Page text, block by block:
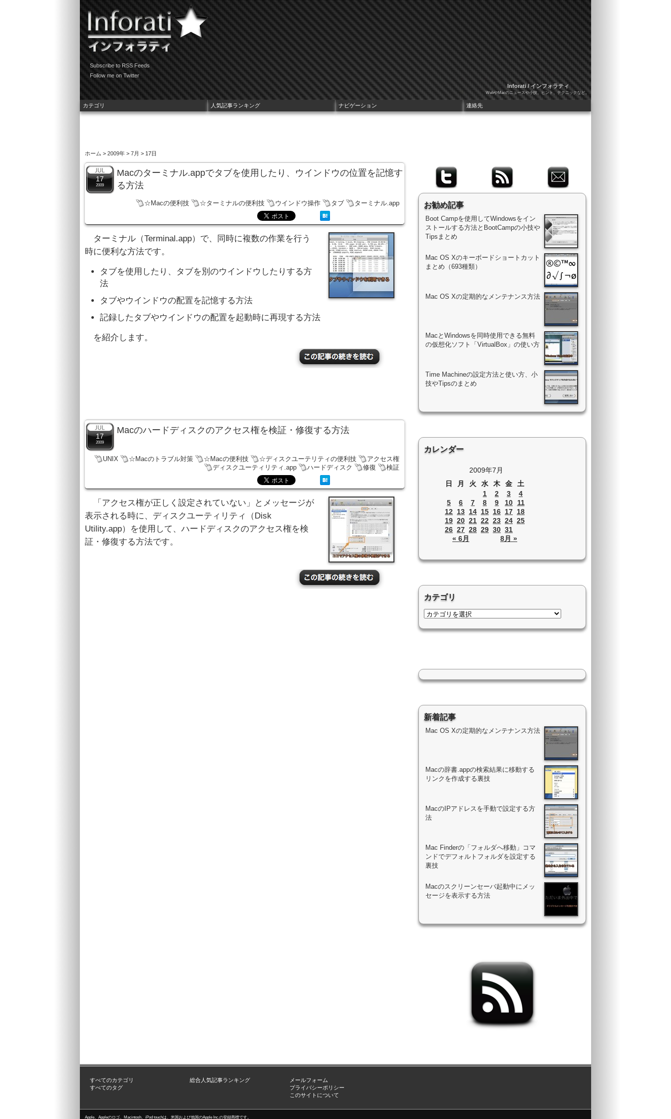
Inforati / インフォラティ
WebやMacのニュースや小技、ヒント、テクニックなど。
Subscribe to RSS Feeds
Follow me on Twitter
ホーム > 2009年 > 7月 > 17日
17
2009
Macのターミナル.appでタブを使用したり、ウインドウの位置を記憶す
る方法
☆Macの便利技 ☆ターミナルの便利技 ウインドウ操作 タブ ターミナル.app
ターミナル（Terminal.app）で、同時に複数の作業を行う
時に便利な方法です。
タブを使用したり、タブを別のウインドウしたりする方
法
タブやウインドウの配置を記憶する方法
記録したタブやウインドウの配置を起動時に再現する方法
を紹介します。
17
2009
Macのハードディスクのアクセス権を検証・修復する方法
UNIX ☆Macのトラブル対策 ☆Macの便利技 ☆ディスクユーテリティの便利技
アクセス権
ディスクユーティリティ.app
ハードディスク 修復 検証
「アクセス権が正しく設定されていない」とメッセージが
表示される時に、ディスクユーティリティ（Disk
Utility.app）を使用して、ハードディスクのアクセス権を検
証・修復する方法です。
お勧め記事
Boot Campを使用してWindowsをイン
ストールする方法とBootCampの小技や
Tipsまとめ
Mac OS Xのキーボードショートカット
まとめ（693種類）
Mac OS Xの定期的なメンテナンス方法
MacとWindowsを同時使用できる無料
の仮想化ソフト「VirtualBox」の使い方
Time Machineの設定方法と使い方、小
技やTipsのまとめ
カレンダー
2009年7月
日
月 火 水 木 金 土
« 6月 8月 »
1 2 3
4
5
6 7 8 9 10
11
12 13 14 15 16 17 18
19 20 21 22 23 24 25
26 27 28 29 30 31
カテゴリ
新着記事
Mac OS Xの定期的なメンテナンス方法
Macの辞書.appの検索結果に移動する
リンクを作成する裏技
MacのIPアドレスを手動で設定する方
法
Mac Finderの「フォルダへ移動」コマ
ンドでデフォルトフォルダを設定する
裏技
Macのスクリーンセーバ起動中にメッ
セージを表示する方法
カテゴリ 人気記事ランキング ナビゲーション 連絡先
すべてのカテゴリ
すべてのタグ
総合人気記事ランキング
メールフォーム
プライバシーポリシー
このサイトについて
Apple、Appleのロゴ、Macintosh、iPod touchは、米国および他国のApple Inc.の登録商標です。